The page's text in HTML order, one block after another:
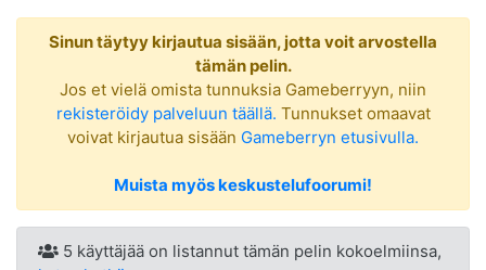
Sinun täytyy kirjautua sisään, jotta voit arvostella
tämän pelin.
Jos et vielä omista tunnuksia Gameberryyn, niin
rekisteröidy palveluun täällä. Tunnukset omaavat
voivat kirjautua sisään Gameberryn etusivulla.
Muista myös keskustelufoorumi!
5 käyttäjää on listannut tämän pelin kokoelmiinsa,